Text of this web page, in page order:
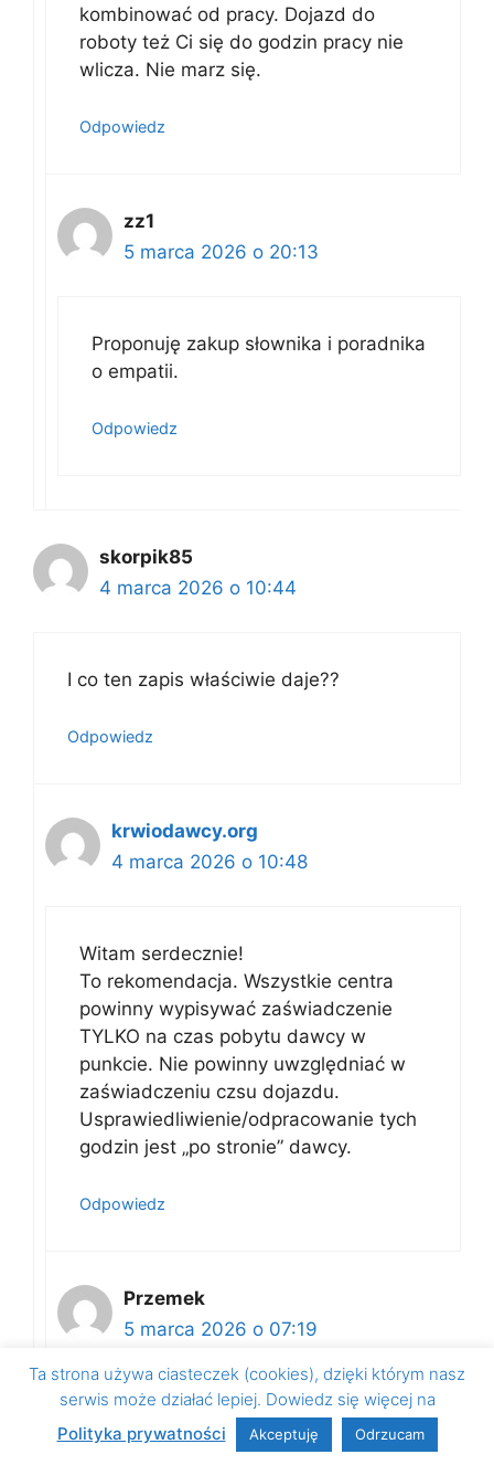
kombinować od pracy. Dojazd do
roboty też Ci się do godzin pracy nie
wlicza. Nie marz się.
Odpowiedz
zz1
5 marca 2026 o 20:13
Proponuję zakup słownika i poradnika
o empatii.
Odpowiedz
skorpik85
4 marca 2026 o 10:44
I co ten zapis właściwie daje??
Odpowiedz
krwiodawcy.org
4 marca 2026 o 10:48
Witam serdecznie!
To rekomendacja. Wszystkie centra
powinny wypisywać zaświadczenie
TYLKO na czas pobytu dawcy w
punkcie. Nie powinny uwzględniać w
zaświadczeniu czsu dojazdu.
Usprawiedliwienie/odpracowanie tych
godzin jest „po stronie” dawcy.
Odpowiedz
Przemek
5 marca 2026 o 07:19
W takim razie rezygnuję z bycia
dawcą. Bawcie się sami.
Ta strona używa ciasteczek (cookies), dzięki którym nasz
serwis może działać lepiej. Dowiedz się więcej na
Polityka prywatności
Akceptuję Odrzucam